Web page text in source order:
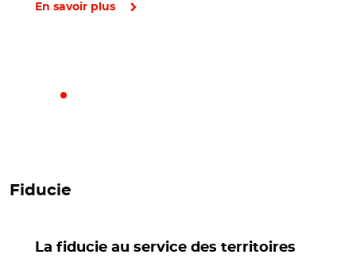
En savoir plus
Fiducie
La fiducie au service des territoires